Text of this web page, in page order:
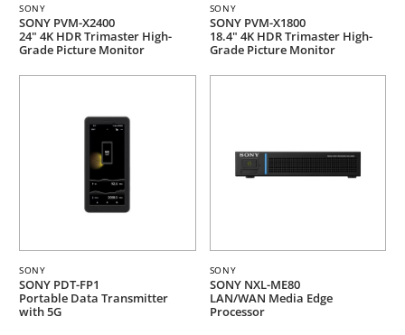
SONY
SONY PVM-X2400
24" 4K HDR Trimaster High-
Grade Picture Monitor
SONY
SONY PVM-X1800
18.4" 4K HDR Trimaster High-
Grade Picture Monitor
SONY
SONY PDT-FP1
Portable Data Transmitter
with 5G
SONY
SONY NXL-ME80
LAN/WAN Media Edge
Processor